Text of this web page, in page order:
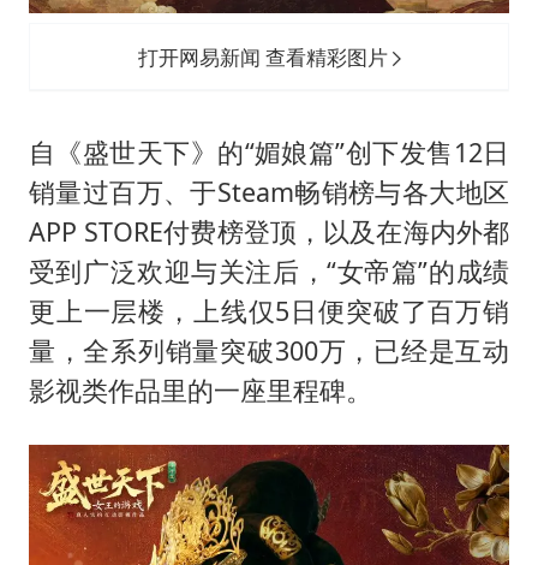
乐享全民健身 共筑健康中国
打开网易新闻 查看精彩图片
自《盛世天下》的“媚娘篇”创下发售12日
销量过百万、于Steam畅销榜与各大地区
APP STORE付费榜登顶，以及在海内外都
受到广泛欢迎与关注后，“女帝篇”的成绩
更上一层楼，上线仅5日便突破了百万销
量，全系列销量突破300万，已经是互动
影视类作品里的一座里程碑。